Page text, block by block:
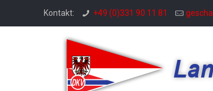
Kontakt: +49 (0)331 90 11 81